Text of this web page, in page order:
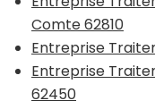
Comte 62810
Entreprise
Entreprise
62450